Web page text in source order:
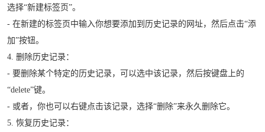
选择“新建标签页”。
- 在新建的标签页中输入你想要添加到历史记录的网址，然后点击“添
加”按钮。
4. 删除历史记录：
- 要删除某个特定的历史记录，可以选中该记录，然后按键盘上的
“delete”键。
- 或者，你也可以右键点击该记录，选择“删除”来永久删除它。
5. 恢复历史记录：